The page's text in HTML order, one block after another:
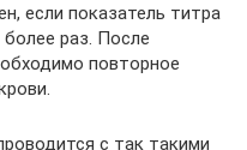
если показатель титра
раз. После
повторное
с так такими